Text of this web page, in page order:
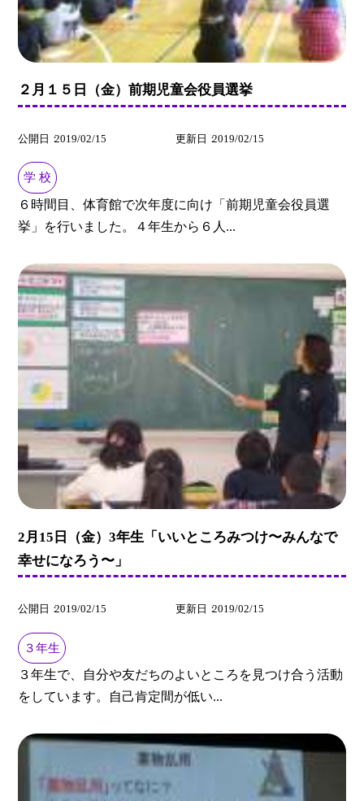
２月１５日（金）前期児童会役員選挙
公開日 2019/02/15 更新日 2019/02/15
学 校
６時間目、体育館で次年度に向け「前期児童会役員選
挙」を行いました。４年生から６人...
2月15日（金）3年生「いいところみつけ〜みんなで
幸せになろう〜」
公開日 2019/02/15 更新日 2019/02/15
３年生
３年生で、自分や友だちのよいところを見つけ合う活動
をしています。自己肯定間が低い...